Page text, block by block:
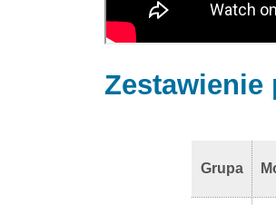
Zestawienie
Grupa